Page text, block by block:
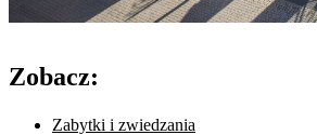
Zobacz:
Zabytki i zwiedzania